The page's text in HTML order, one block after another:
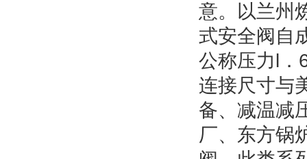
意。以兰州
式安全阀自
公称压力l ．
连接尺寸与
备、减温减
厂、东方锅